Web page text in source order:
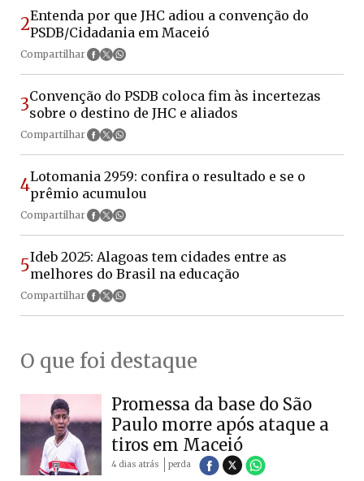
2Entenda por que JHC adiou a convenção do
PSDB/Cidadania em Maceió
Compartilhar
3Convenção do PSDB coloca fim às incertezas
sobre o destino de JHC e aliados
Compartilhar
4Lotomania 2959: confira o resultado e se o
prêmio acumulou
Compartilhar
5Ideb 2025: Alagoas tem cidades entre as
melhores do Brasil na educação
Compartilhar
O que foi destaque
Promessa da base do São
Paulo morre após ataque a
tiros em Maceió
4 dias atrás perda